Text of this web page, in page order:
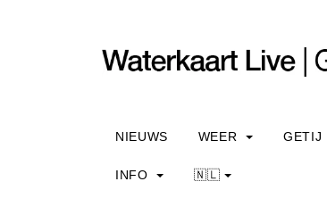
NIEUWS WEER GETIJ
INFO 🇳🇱